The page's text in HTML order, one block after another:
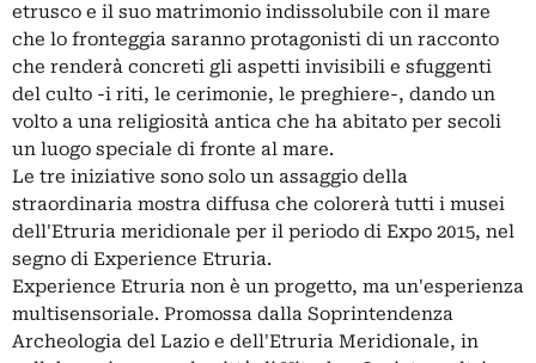
etrusco e il suo matrimonio indissolubile con il mare
che lo fronteggia saranno protagonisti di un racconto
che renderà concreti gli aspetti invisibili e sfuggenti
del culto -i riti, le cerimonie, le preghiere-, dando un
volto a una religiosità antica che ha abitato per secoli
un luogo speciale di fronte al mare.
Le tre iniziative sono solo un assaggio della
straordinaria mostra diffusa che colorerà tutti i musei
dell'Etruria meridionale per il periodo di Expo 2015, nel
segno di Experience Etruria.
Experience Etruria non è un progetto, ma un'esperienza
multisensoriale. Promossa dalla Soprintendenza
Archeologia del Lazio e dell'Etruria Meridionale, in